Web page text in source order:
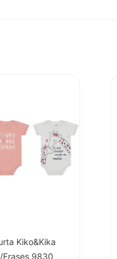
Kiko&Kika
Frases 9830